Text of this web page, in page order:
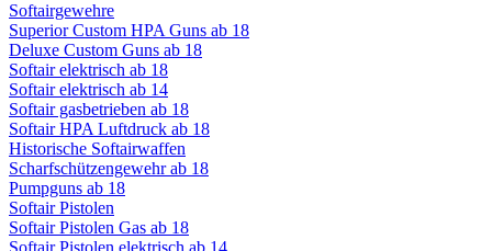
Softairgewehre
Superior Custom HPA Guns ab 18
Deluxe Custom Guns ab 18
Softair elektrisch ab 18
Softair elektrisch ab 14
Softair gasbetrieben ab 18
Softair HPA Luftdruck ab 18
Historische Softairwaffen
Scharfschützengewehr ab 18
Pumpguns ab 18
Softair Pistolen
Softair Pistolen Gas ab 18
Softair Pistolen elektrisch ab 14